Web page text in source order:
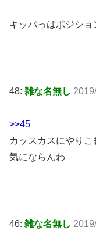
キッパっはポジシ
48: 雑な名無し
>>45
カッスカスにやり
気にならんわ
46: 雑な名無し